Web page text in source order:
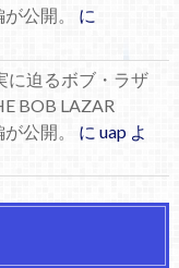
公開。
に
に迫るボブ・ラザ
BOB LAZAR
公開。
に uapよ